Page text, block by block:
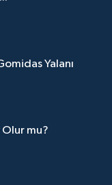
Yalanı
mu?